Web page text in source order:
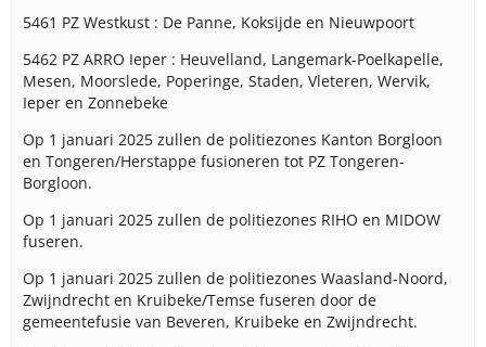
5461 PZ Westkust : De Panne, Koksijde en Nieuwpoort
5462 PZ ARRO Ieper : Heuvelland, Langemark-Poelkapelle,
Mesen, Moorslede, Poperinge, Staden, Vleteren, Wervik,
Ieper en Zonnebeke
Op 1 januari 2025 zullen de politiezones Kanton Borgloon
en Tongeren/Herstappe fusioneren tot PZ Tongeren-
Borgloon.
Op 1 januari 2025 zullen de politiezones RIHO en MIDOW
fuseren.
Op 1 januari 2025 zullen de politiezones Waasland-Noord,
Zwijndrecht en Kruibeke/Temse fuseren door de
gemeentefusie van Beveren, Kruibeke en Zwijndrecht.